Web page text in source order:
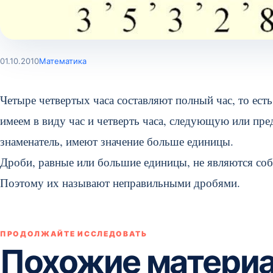
01.10.2010Математика
Четыре четвертых часа составляют полный час, то
имеем в виду час и четверть часа, следующую или
знаменатель, имеют значение больше единицы.
Дроби, равные или большие единицы, не являются
Поэтому их называют неправильными дробями.
ПРОДОЛЖАЙТЕ ИССЛЕДОВАТЬ
Похожие